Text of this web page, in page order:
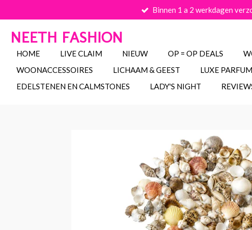
direct
naar
de
hoofdinhoud
Binnen 1 a 2 werkdagen
NEETH FASHION
HOME LIVE CLAIM NIEUW OP = OP DEALS
WOONACCESSOIRES
LICHAAM & GEEST LUXE
EDELSTENEN EN CALMSTONES
LADY'S NIGHT